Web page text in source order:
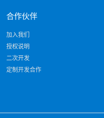
合作伙伴
加入我们
授权说明
二次开发
定制开发合作